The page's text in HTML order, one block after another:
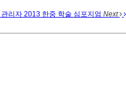
관리자 2013 한중 학술 심포지엄 Next